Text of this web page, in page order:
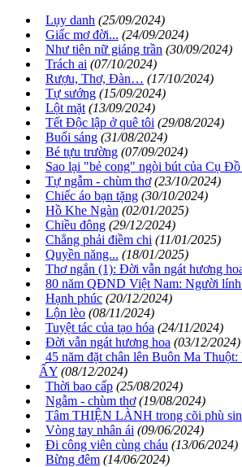
Lụy danh (25/09/2024)
Giấc mơ đời... (24/09/2024)
Như tiên nữ giáng trần (30/09/2024)
Trách ai (07/10/2024)
Rượu, Thơ, Đàn… (17/10/2024)
Tự sướng (15/09/2024)
Lột mặt (13/09/2024)
Tết Độc lập ở quê tôi (29/08/2024)
Buổi sáng (31/08/2024)
Bé tựu trường (07/09/2024)
Sao lại "bẻ cong" ngòi bút của Cụ
Tự ngẫm - chùm thơ (23/10/2024)
Chiếc áo bạn tặng (30/10/2024)
Hồ Khe Ngàn (02/01/2025)
Chiều đông (29/12/2024)
Chẳng phải điềm chi (11/01/2025)
Quyền năng... (18/01/2025)
Thơ ngắn (1): Đời vẫn ngát hương
80 năm QĐND Việt Nam: Người
Hạnh phúc (20/12/2024)
Lộn lèo (08/11/2024)
Tuyệt tác của tạo hóa (24/11/2024)
Đời vẫn ngát hương hoa (03/12/2024)
45 năm đặt chân lên Buôn Ma
ẤY (08/12/2024)
Thời bao cấp (25/08/2024)
Ngẫm - chùm thơ (19/08/2024)
Tâm THIỆN LÀNH trong cõi phù
Vòng tay nhân ái (09/06/2024)
Đi công viên cùng cháu (13/06/2024)
Bừng đêm (14/06/2024)